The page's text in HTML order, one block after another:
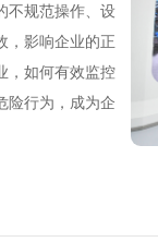
不规范操作、设
，影响企业的正
，如何有效监控
险行为，成为企